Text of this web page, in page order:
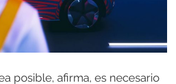
posible, afirma, es necesario